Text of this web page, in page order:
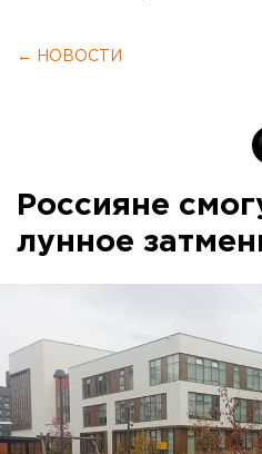
← НОВОСТИ
Россияне
лунное